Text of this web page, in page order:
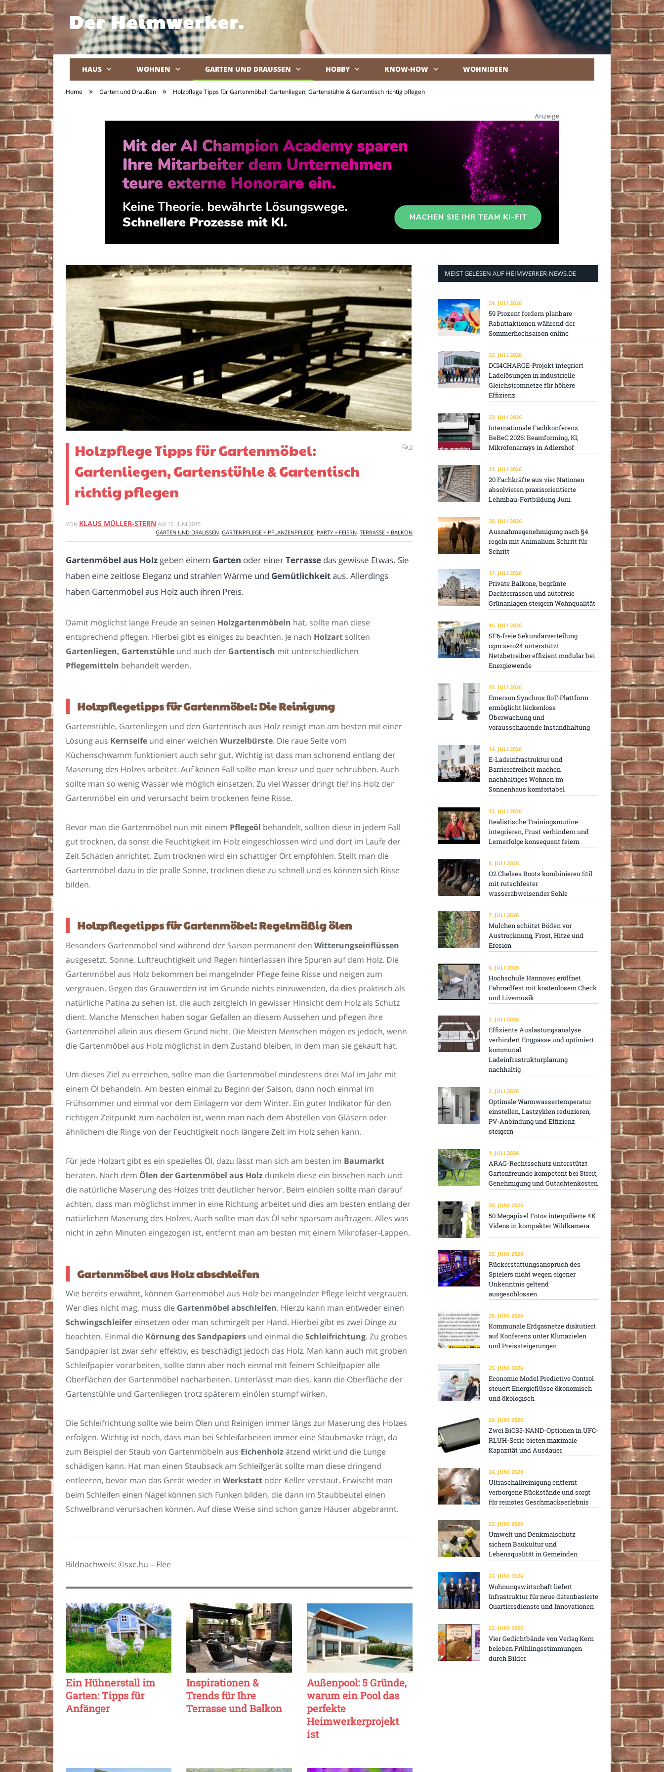
Der Heimwerker.
HAUS WOHNEN GARTEN UND DRAUSSEN HOBBY KNOW-HOW WOHNIDEEN
Home » Garten und Draußen » Holzpflege Tipps für Gartenmöbel: Gartenliegen, Gartenstühle & Gartentisch richtig pflegen
Holzpflege Tipps für Gartenmöbel:
Gartenliegen, Gartenstühle & Gartentisch
richtig pflegen
0
VON KLAUS MÜLLER-STERN AM 15. JUNI 2015
GARTEN UND DRAUSSEN , GARTENPFLEGE + PFLANZENPFLEGE, PARTY + FEIERN, TERRASSE + BALKON
Gartenmöbel aus Holz geben einem Garten oder einerTerrasse das gewisse Etwas. Sie
haben eine zeitlose Eleganz und strahlen Wärme und Gemütlichkeitaus. Allerdings
haben Gartenmöbel aus Holz auch ihren Preis.
Damit möglichst lange Freude an seinen Holzgartenmöbeln hat, sollte man diese
entsprechend pflegen. Hierbei gibt es einiges zu beachten. Je nach Holzart sollten
Gartenliegen, Gartenstühle und auch der Gartentisch mit unterschiedlichen
Pflegemitteln behandelt werden.
Holzpflegetipps für Gartenmöbel: Die Reinigung
Gartenstühle, Gartenliegen und den Gartentisch aus Holz reinigt man am besten mit einer
Lösung aus Kernseife und einer weichen Wurzelbürste. Die raue Seite vom
Küchenschwamm funktioniert auch sehr gut. Wichtig ist dass man schonend entlang der
Maserung des Holzes arbeitet. Auf keinen Fall sollte man kreuz und quer schrubben. Auch
sollte man so wenig Wasser wie möglich einsetzen. Zu viel Wasser dringt tief ins Holz der
Gartenmöbel ein und verursacht beim trockenen feine Risse.
Bevor man die Gartenmöbel nun mit einem Pflegeöl behandelt, sollten diese in jedem Fall
gut trocknen, da sonst die Feuchtigkeit im Holz eingeschlossen wird und dort im Laufe der
Zeit Schaden anrichtet. Zum trocknen wird ein schattiger Ort empfohlen. Stellt man die
Gartenmöbel dazu in die pralle Sonne, trocknen diese zu schnell und es können sich Risse
bilden.
Holzpflegetipps für Gartenmöbel: Regelmäßig ölen
Besonders Gartenmöbel sind während der Saison permanent den Witterungseinflüssen
ausgesetzt. Sonne, Luftfeuchtigkeit und Regen hinterlassen ihre Spuren auf dem Holz. Die
Gartenmöbel aus Holz bekommen bei mangelnder Pflege feine Risse und neigen zum
vergrauen. Gegen das Grauwerden ist im Grunde nichts einzuwenden, da dies praktisch als
natürliche Patina zu sehen ist, die auch zeitgleich in gewisser Hinsicht dem Holz als Schutz
dient. Manche Menschen haben sogar Gefallen an diesem Aussehen und pflegen ihre
Gartenmöbel allein aus diesem Grund nicht. Die Meisten Menschen mögen es jedoch, wenn
die Gartenmöbel aus Holz möglichst in dem Zustand bleiben, in dem man sie gekauft hat.
Um dieses Ziel zu erreichen, sollte man die Gartenmöbel mindestens drei Mal im Jahr mit
einem Öl behandeln. Am besten einmal zu Beginn der Saison, dann noch einmal im
Frühsommer und einmal vor dem Einlagern vor dem Winter. Ein guter Indikator für den
richtigen Zeitpunkt zum nachölen ist, wenn man nach dem Abstellen von Gläsern oder
ähnlichem die Ringe von der Feuchtigkeit noch längere Zeit im Holz sehen kann.
Für jede Holzart gibt es ein spezielles Öl, dazu lässt man sich am besten im Baumarkt
beraten. Nach dem Ölen der Gartenmöbel aus Holz dunkeln diese ein bisschen nach und
die natürliche Maserung des Holzes tritt deutlicher hervor. Beim einölen sollte man darauf
achten, dass man möglichst immer in eine Richtung arbeitet und dies am besten entlang der
natürlichen Maserung des Holzes. Auch sollte man das Öl sehr sparsam auftragen. Alles was
nicht in zehn Minuten eingezogen ist, entfernt man am besten mit einem Mikrofaser-Lappen.
Gartenmöbel aus Holz abschleifen
Wie bereits erwähnt, können Gartenmöbel aus Holz bei mangelnder Pflege leicht vergrauen.
Wer dies nicht mag, muss die Gartenmöbel abschleifen. Hierzu kann man entweder einen
Schwingschleifer einsetzen oder man schmirgelt per Hand. Hierbei gibt es zwei Dinge zu
beachten. Einmal die Körnung des Sandpapiers und einmal die Schleifrichtung. Zu grobes
Sandpapier ist zwar sehr effektiv, es beschädigt jedoch das Holz. Man kann auch mit groben
Schleifpapier vorarbeiten, sollte dann aber noch einmal mit feinem Schleifpapier alle
Oberflächen der Gartenmöbel nacharbeiten. Unterlässt man dies, kann die Oberfläche der
Gartenstühle und Gartenliegen trotz späterem einölen stumpf wirken.
Die Schleifrichtung sollte wie beim Ölen und Reinigen immer längs zur Maserung des Holzes
erfolgen. Wichtig ist noch, dass man bei Schleifarbeiten immer eine Staubmaske trägt, da
zum Beispiel der Staub von Gartenmöbeln aus Eichenholzätzend wirkt und die Lunge
schädigen kann. Hat man einen Staubsack am Schleifgerät sollte man diese dringend
entleeren, bevor man das Gerät wieder in Werkstatt oder Keller verstaut. Erwischt man
beim Schleifen einen Nagel können sich Funken bilden, die dann im Staubbeutel einen
Schwelbrand verursachen können. Auf diese Weise sind schon ganze Häuser abgebrannt.
Bildnachweis: ©sxc.hu – Flee
Ein Hühnerstall im
Garten: Tipps für
Anfänger
Inspirationen &
Trends für Ihre
Terrasse und Balkon
Außenpool: 5 Gründe,
warum ein Pool das
perfekte
Heimwerkerprojekt
ist
MEIST GELESEN AUF HEIMWERKER-NEWS.DE
24. JULI 2026
59 Prozent fordern planbare
Rabattaktionen während der
Sommerhochsaison online
23. JULI 2026
DCI4CHARGE-Projekt integriert
Ladelösungen in industrielle
Gleichstromnetze für höhere
Effizienz
22. JULI 2026
Internationale Fachkonferenz
BeBeC 2026: Beamforming, KI,
Mikrofonarrays in Adlershof
21. JULI 2026
20 Fachkräfte aus vier Nationen
absolvieren praxisorientierte
Lehmbau-Fortbildung Juni
20. JULI 2026
Ausnahmegenehmigung nach §4
regeln mit Animalium Schritt für
Schritt
17. JULI 2026
Private Balkone, begrünte
Dachterrassen und autofreie
Grünanlagen steigern Wohnqualität
16. JULI 2026
SF6-freie Sekundärverteilung
cgm.zero24 unterstützt
Netzbetreiber effizient modular bei
Energiewende
15. JULI 2026
Emerson Synchros IIoT-Plattform
ermöglicht lückenlose
Überwachung und
vorausschauende Instandhaltung
14. JULI 2026
E-Ladeinfrastruktur und
Barrierefreiheit machen
nachhaltiges Wohnen im
Sonnenhaus komfortabel
13. JULI 2026
Realistische Trainingsroutine
integrieren, Frust verhindern und
Lernerfolge konsequent feiern
8. JULI 2026
O2 Chelsea Boots kombinieren Stil
mit rutschfester
wasserabweisender Sohle
7. JULI 2026
Mulchen schützt Böden vor
Austrocknung, Frost, Hitze und
Erosion
6. JULI 2026
Hochschule Hannover eröffnet
Fahrradfest mit kostenlosem Check
und Livemusik
3. JULI 2026
Effiziente Auslastungsanalyse
verhindert Engpässe und optimiert
kommunal
Ladeinfrastrukturplanung
nachhaltig
2. JULI 2026
Optimale Warmwassertemperatur
einstellen, Lastzyklen reduzieren,
PV-Anbindung und Effizienz
steigern
1. JULI 2026
ARAG-Rechtsschutz unterstützt
Gartenfreunde kompetent bei Streit,
Genehmigung und Gutachtenkosten
30. JUNI 2026
50 Megapixel Fotos interpolierte 4K
Videos in kompakter Wildkamera
29. JUNI 2026
Rückerstattungsanspruch des
Spielers nicht wegen eigener
Unkenntnis geltend
ausgeschlossen
26. JUNI 2026
Kommunale Erdgasnetze diskutiert
auf Konferenz unter Klimazielen
und Preissteigerungen
25. JUNI 2026
Economic Model Predictive Control
steuert Energieflüsse ökonomisch
und ökologisch
24. JUNI 2026
Zwei BiCS5-NAND-Optionen in UFC-
RLUH-Serie bieten maximale
Kapazität und Ausdauer
24. JUNI 2026
Ultraschallreinigung entfernt
verborgene Rückstände und sorgt
für reinstes Geschmackserlebnis
23. JUNI 2026
Umwelt und Denkmalschutz
sichern Baukultur und
Lebensqualität in Gemeinden
23. JUNI 2026
Wohnungswirtschaft liefert
Infrastruktur für neue datenbasierte
Quartiersdienste und Innovationen
22. JUNI 2026
Vier Gedichtbände von Verlag Kern
beleben Frühlingsstimmungen
durch Bilder